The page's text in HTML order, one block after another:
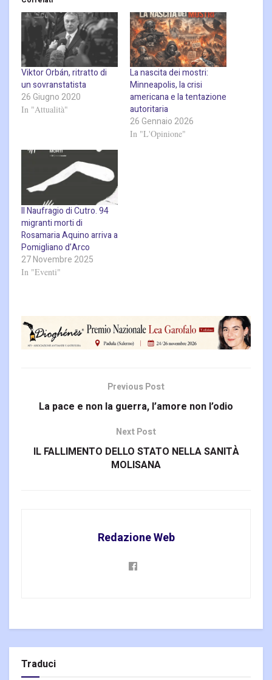
Viktor Orbán, ritratto di
un sovranstatista
26 Giugno 2020
In "Attualità"
La nascita dei mostri:
Minneapolis, la crisi
americana e la tentazione
autoritaria
26 Gennaio 2026
In "L'Opinione"
Il Naufragio di Cutro. 94
migranti morti di
Rosamaria Aquino arriva a
Pomigliano d’Arco
27 Novembre 2025
In "Eventi"
Previous Post
La pace e non la guerra, l’amore non l’odio
Next Post
IL FALLIMENTO DELLO STATO NELLA SANITÀ
MOLISANA
Redazione Web
Traduci